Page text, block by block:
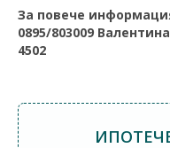
За повече
0895/803009
4502